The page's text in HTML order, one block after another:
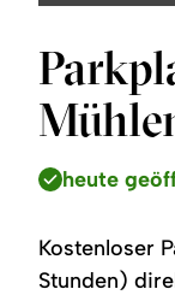
Urlaub
buchen
Sommer
Winter
heute
Kostenloser
Stunden)